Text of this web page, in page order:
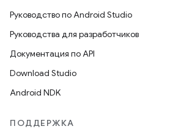
Руководство по Android Studio
Руководства для разработчиков
Документация по API
Download Studio
Android NDK
ПОДДЕРЖКА